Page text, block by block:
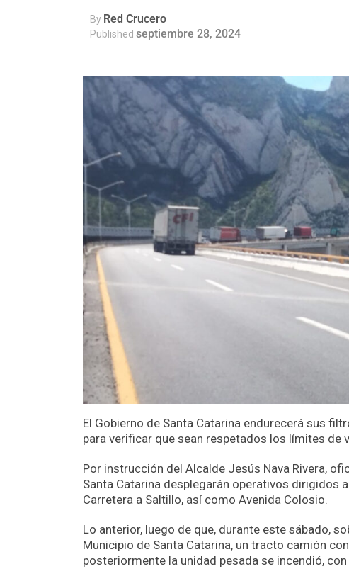
By Red Crucero
Published septiembre 28, 2024
El Gobierno de Santa Catarina endurecerá sus
para verificar que sean respetados los límites de
Por instrucción del Alcalde Jesús Nava Rivera,
Santa Catarina desplegarán operativos dirigidos
Carretera a Saltillo, así como Avenida Colosio.
Lo anterior, luego de que, durante este sábado,
Municipio de Santa Catarina, un tracto camión
posteriormente la unidad pesada se incendió,